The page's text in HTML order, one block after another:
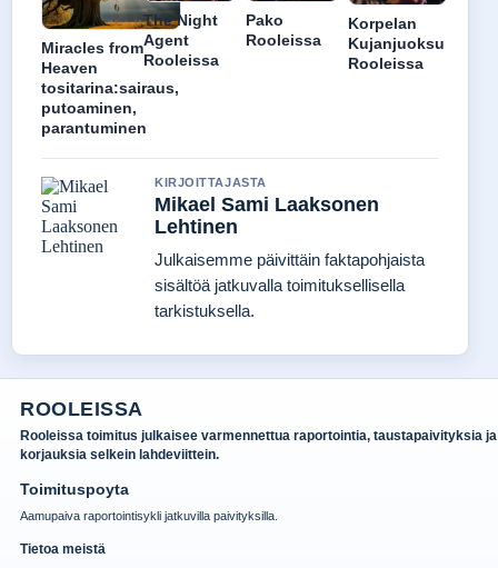
Miracles from
Heaven
tositarina:sairaus,
putoaminen,
parantuminen
The Night
Agent
Rooleissa
Pako
Rooleissa
Korpelan
Kujanjuoksu
Rooleissa
KIRJOITTAJASTA
Mikael Sami Laaksonen
Lehtinen
Julkaisemme päivittäin faktapohjaista
sisältöä jatkuvalla toimituksellisella
tarkistuksella.
ROOLEISSA
Rooleissa toimitus julkaisee varmennettua raportointia, taustapaivityksia ja
korjauksia selkein lahdeviittein.
Toimituspoyta
Aamupaiva raportointisykli jatkuvilla paivityksilla.
Tietoa meistä